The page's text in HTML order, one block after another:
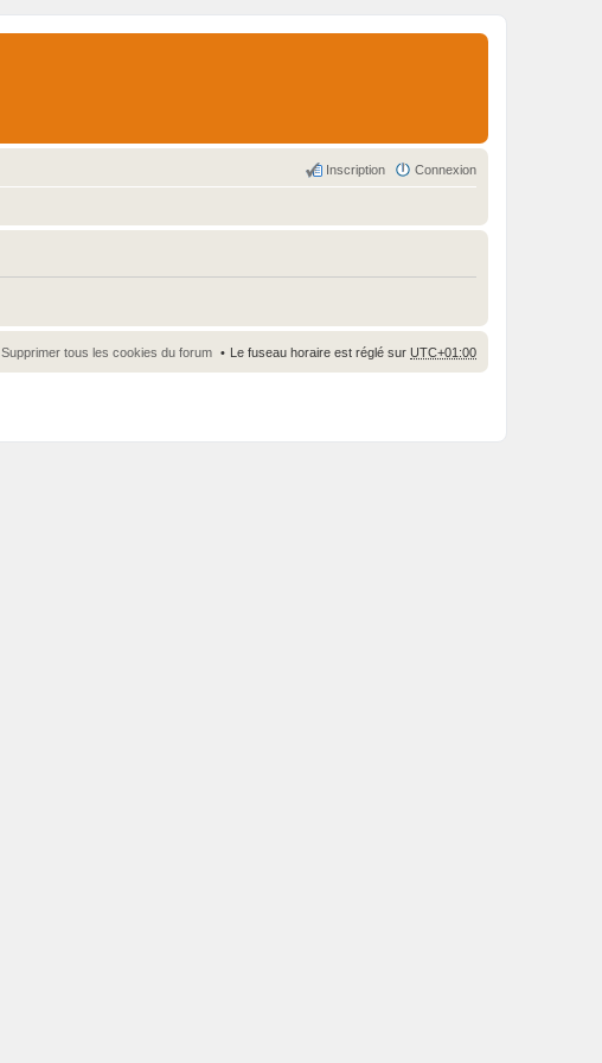
Connexion
Inscription
Le fuseau horaire est réglé sur UTC+01:00
Supprimer tous les cookies du forum